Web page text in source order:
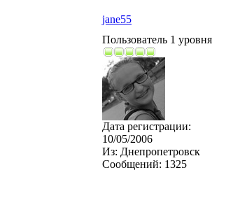
jane55
Пользователь 1 уровня
Дата регистрации:
10/05/2006
Из: Днепропетровск
Сообщений: 1325